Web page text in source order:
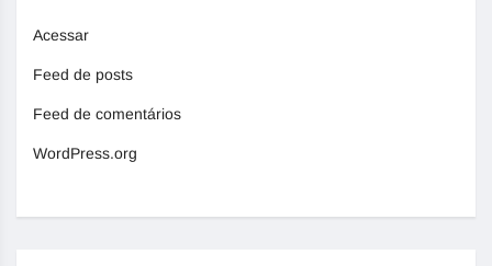
Acessar
Feed de posts
Feed de comentários
WordPress.org